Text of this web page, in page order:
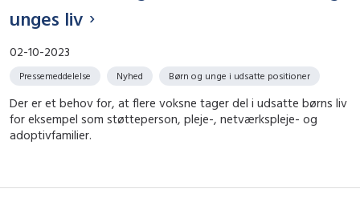
unges liv
02-10-2023
Pressemeddelelse Nyhed Børn og unge i udsatte positioner
Der er et behov for, at flere voksne tager del i udsatte børns liv
for eksempel som støtteperson, pleje-, netværkspleje- og
adoptivfamilier.